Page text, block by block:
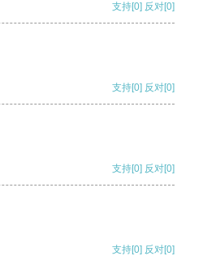
支持[0] 反对[0]
支持[0] 反对[0]
支持[0] 反对[0]
支持[0] 反对[0]